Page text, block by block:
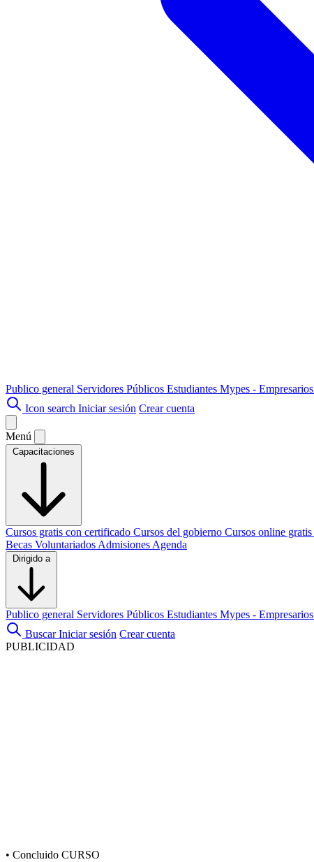
Publico general Servidores Públicos Estudiantes Mypes - Empresarios
Icon search Iniciar sesión Crear cuenta
Menú
Capacitaciones
Cursos gratis con certificado Cursos del gobierno Cursos online gratis
Becas Voluntariados Admisiones Agenda
Dirigido a
Publico general Servidores Públicos Estudiantes Mypes - Empresarios
Buscar Iniciar sesión Crear cuenta
PUBLICIDAD
• Concluido CURSO